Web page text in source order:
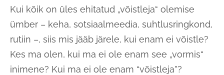
Kui kõik on üles ehitatud „võistleja“ olemise
ümber – keha, sotsiaalmeedia, suhtlusringkond,
rutiin –, siis mis jääb järele, kui enam ei võistle?
Kes ma olen, kui ma ei ole enam see „vormis“
inimene? Kui ma ei ole enam “võistleja”?